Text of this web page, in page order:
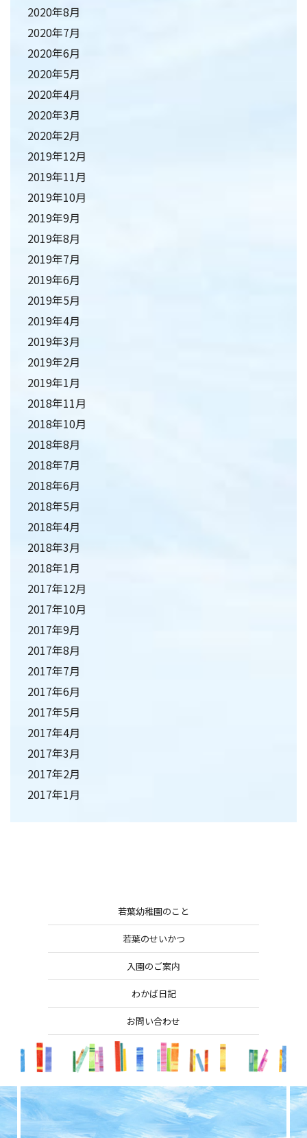
2020年8月
2020年7月
2020年6月
2020年5月
2020年4月
2020年3月
2020年2月
2019年12月
2019年11月
2019年10月
2019年9月
2019年8月
2019年7月
2019年6月
2019年5月
2019年4月
2019年3月
2019年2月
2019年1月
2018年11月
2018年10月
2018年8月
2018年7月
2018年6月
2018年5月
2018年4月
2018年3月
2018年1月
2017年12月
2017年10月
2017年9月
2017年8月
2017年7月
2017年6月
2017年5月
2017年4月
2017年3月
2017年2月
2017年1月
若葉幼稚園のこと
若葉のせいかつ
入園のご案内
わかば日記
お問い合わせ